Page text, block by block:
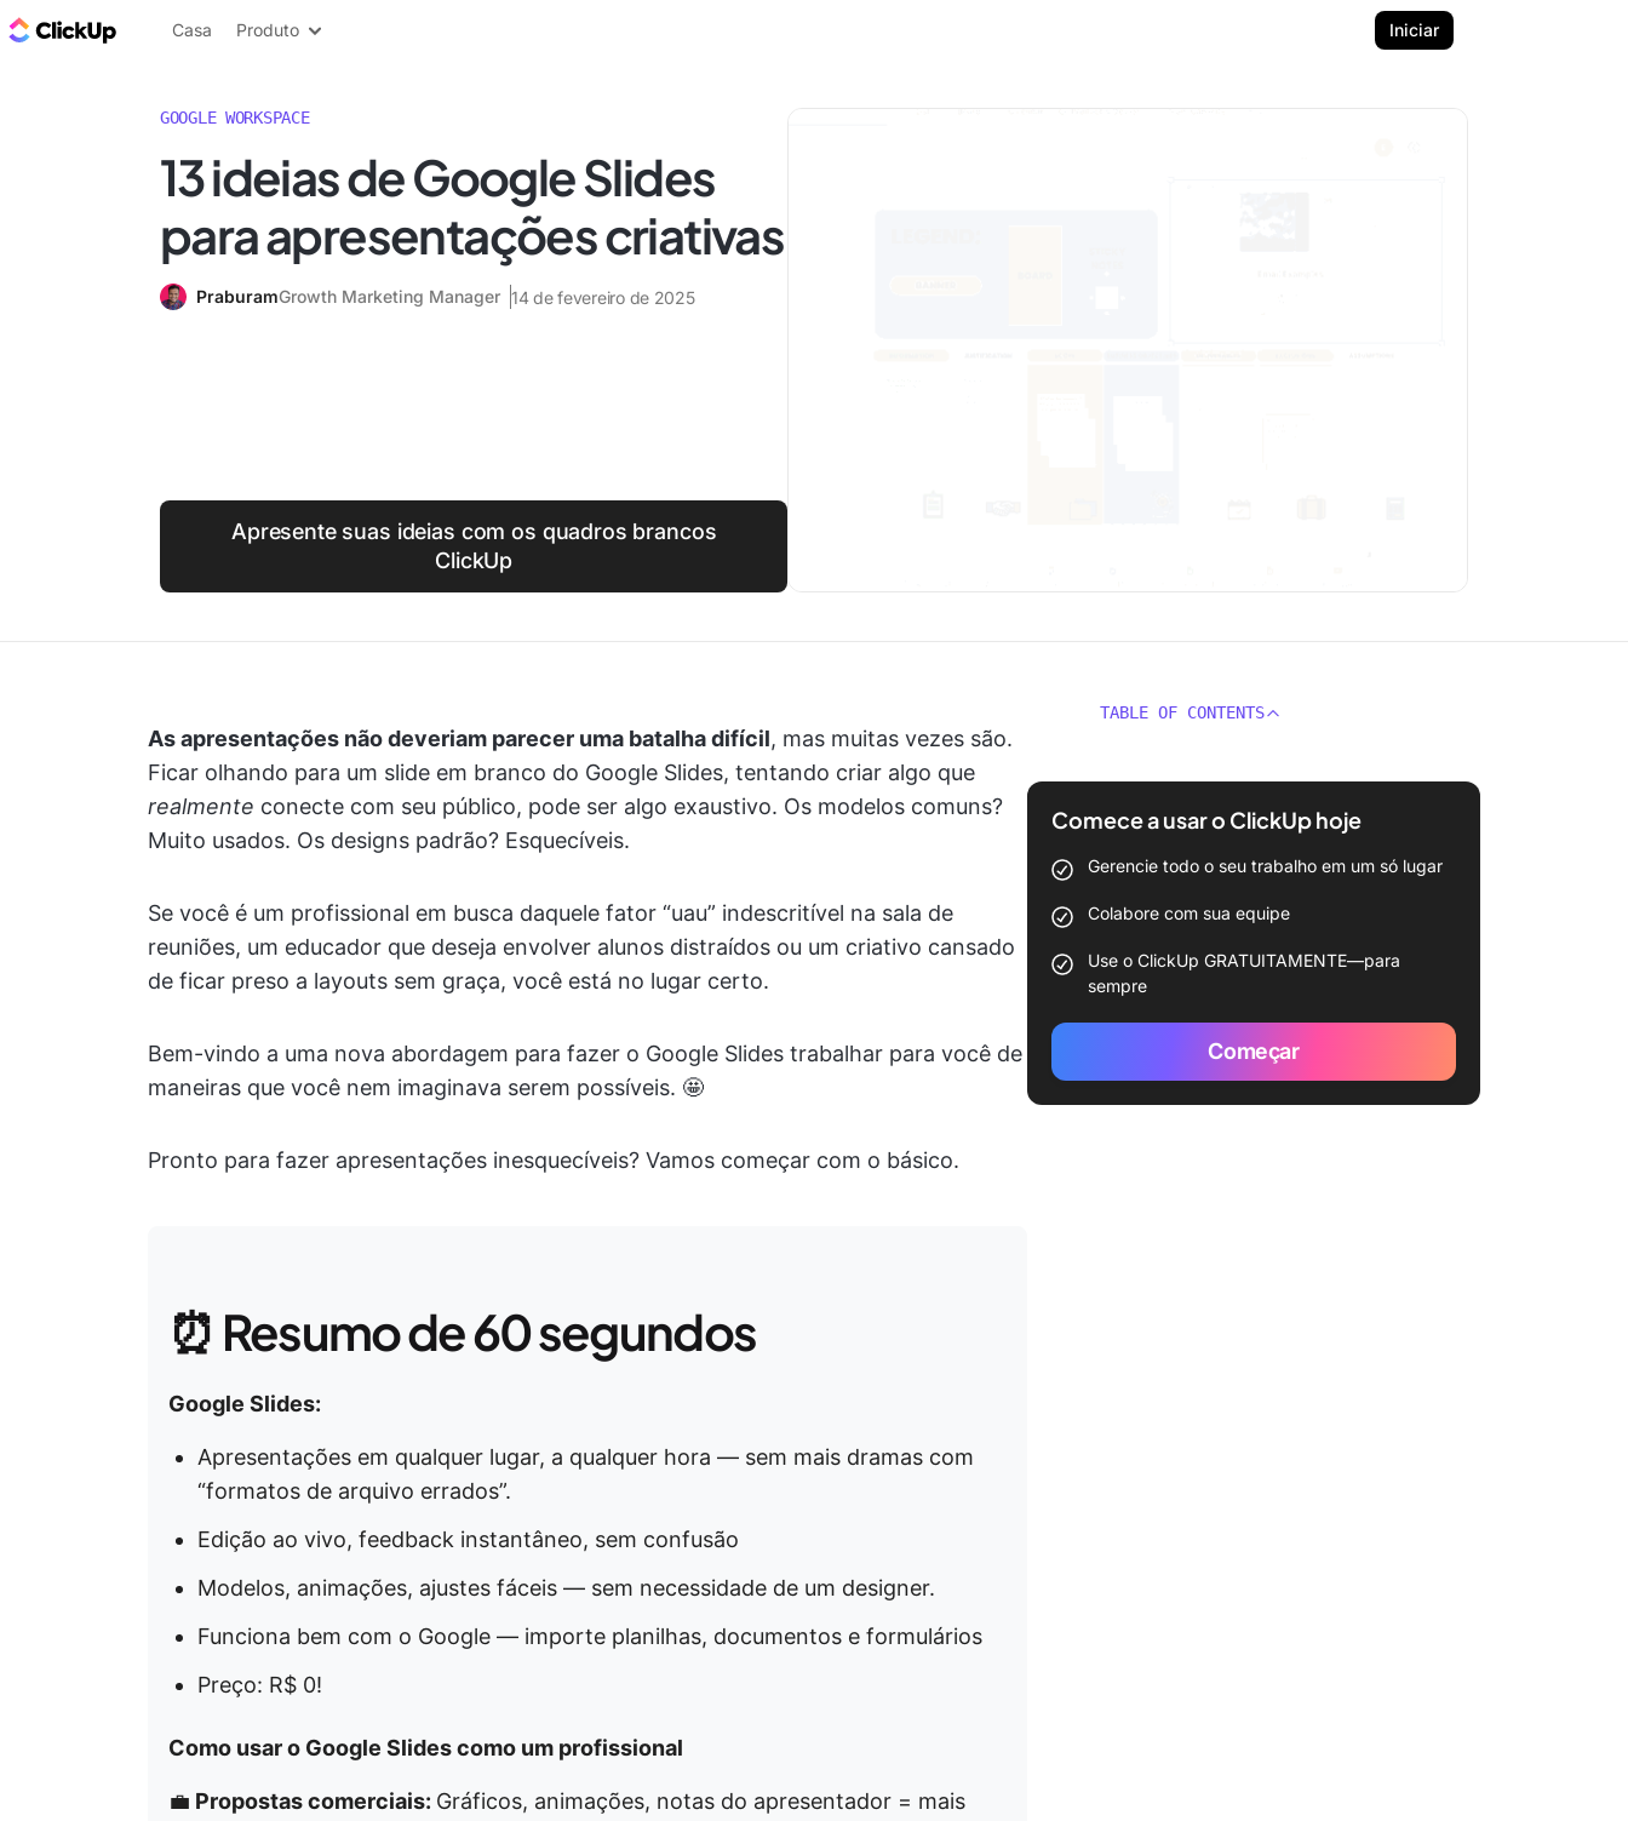
ClickUp Blogue
Casa Produto Iniciar
GOOGLE WORKSPACE
13 ideias de Google Slides
para apresentações criativas
PraburamGrowth Marketing Manager 14 de fevereiro de 2025
Apresente suas ideias com os quadros brancos
ClickUp
As apresentações não deveriam parecer uma batalha difícil, mas muitas vezes são.
Ficar olhando para um slide em branco do Google Slides, tentando criar algo que
realmente conecte com seu público, pode ser algo exaustivo. Os modelos comuns?
Muito usados. Os designs padrão? Esquecíveis.
Se você é um profissional em busca daquele fator “uau” indescritível na sala de
reuniões, um educador que deseja envolver alunos distraídos ou um criativo cansado
de ficar preso a layouts sem graça, você está no lugar certo.
Bem-vindo a uma nova abordagem para fazer o Google Slides trabalhar para você de
maneiras que você nem imaginava serem possíveis. 🤩
Pronto para fazer apresentações inesquecíveis? Vamos começar com o básico.
⏰ Resumo de 60 segundos
Google Slides:
Apresentações em qualquer lugar, a qualquer hora — sem mais dramas com
“formatos de arquivo errados”.
Edição ao vivo, feedback instantâneo, sem confusão
Modelos, animações, ajustes fáceis — sem necessidade de um designer.
Funciona bem com o Google — importe planilhas, documentos e formulários
Preço: R$ 0!
Como usar o Google Slides como um profissional
💼 Propostas comerciais: Gráficos, animações, notas do apresentador = mais
TABLE OF CONTENTS
Comece a usar o ClickUp hoje
Gerencie todo o seu trabalho em um só lugar
Colabore com sua equipe
Use o ClickUp GRATUITAMENTE—para
sempre
Começar